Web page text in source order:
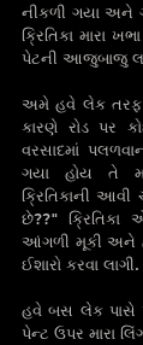
નીકળી ગયા અને
ક્રિતિકા મારા
પેટની આજુબાજુ
અમે હવે લેક તરફ
કારણે રોડ પર
વરસાદમાં
ગયા હોય તે
ક્રિતિકાની
છે??" ક્રિતિકા
આંગળી મૂકી અને
ઈશારો કરવા લાગી.
હવે બસ લેક પાસે
પેન્ટ ઉપર મારા